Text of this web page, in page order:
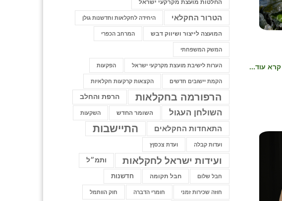
קרא עוד...
החלטות מועצת מקרקעי ישראל
הטרור החקלאי היחידה לחקלאות וחדשנות גולן
המועצה לייצור ושיווק דבש המרחב הכפרי
המשק המשפחתי
הערות לישיבת מועצת מקרקעי ישראל הפקעות
הקמת יישובים חדשים הקצאות קרקעות חקלאיות
הרפורמה בחקלאות הרפת והחלב
השולחן העגול השומר החדש השקעות
התאחדות החקלאים התיישבות
ועדות קבלה ועדת צכסןץ
ועידות ישראל לחקלאות ותמ״ל
חבל שלום חבל תקומה חדשנות
חוזה שכירות זמני חומרי הדברה חוק הוותמל